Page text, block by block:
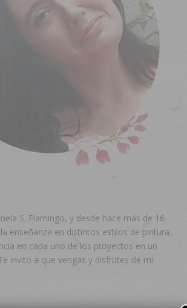
S. Fiamingo, y desde hace más de 16
enseñanza en distintos estilos de pintura.
en cada uno de los proyectos en un
invito a que vengas y disfrutes de mi